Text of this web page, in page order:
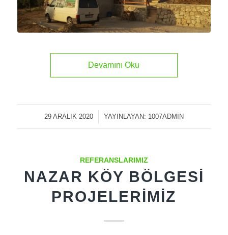
Devamını Oku
29 ARALIK 2020
/ YAYINLAYAN: 1007ADMIN
REFERANSLARIMIZ
NAZAR KÖY BÖLGESI
PROJELERIMIZ